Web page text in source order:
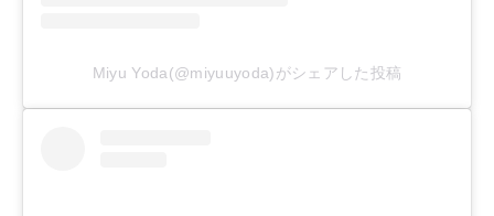
Miyu Yoda(@miyuuyoda)がシェアした投稿